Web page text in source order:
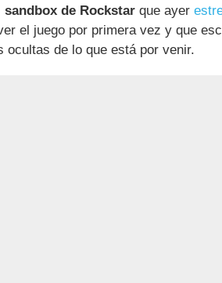
de Rockstar que ayer
el juego por primera vez y que
de lo que está por venir.